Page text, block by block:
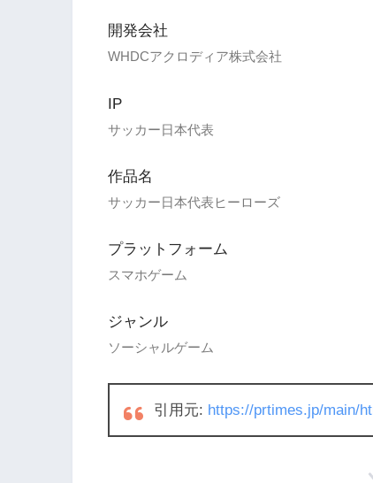
開発会社
WHDCアクロディア株式会社
IP
サッカー日本代表
作品名
サッカー日本代表ヒーローズ
プラットフォーム
スマホゲーム
ジャンル
ソーシャルゲーム
引用元: https://prtimes.jp/main/